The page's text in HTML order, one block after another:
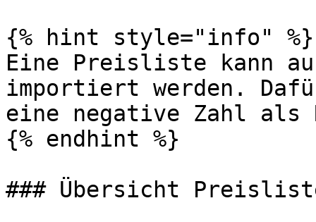
{% hint style="info" %}
Eine Preisliste kann
importiert werden.
eine negative Zahl als
{% endhint %}
### Übersicht